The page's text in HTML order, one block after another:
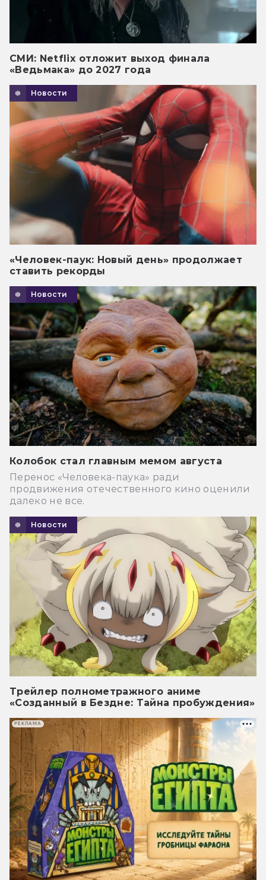
СМИ: Netflix отложит выход финала
«Ведьмака» до 2027 года
Новости
«Человек-паук: Новый день» продолжает
ставить рекорды
Новости
Колобок стал главным мемом августа
Перенос «Человека-паука» ради
продвижения отечественного кино оценили
далеко не все.
Новости
Трейлер полнометражного аниме
«Созданный в Бездне: Тайна пробуждения»
РЕКЛАМА